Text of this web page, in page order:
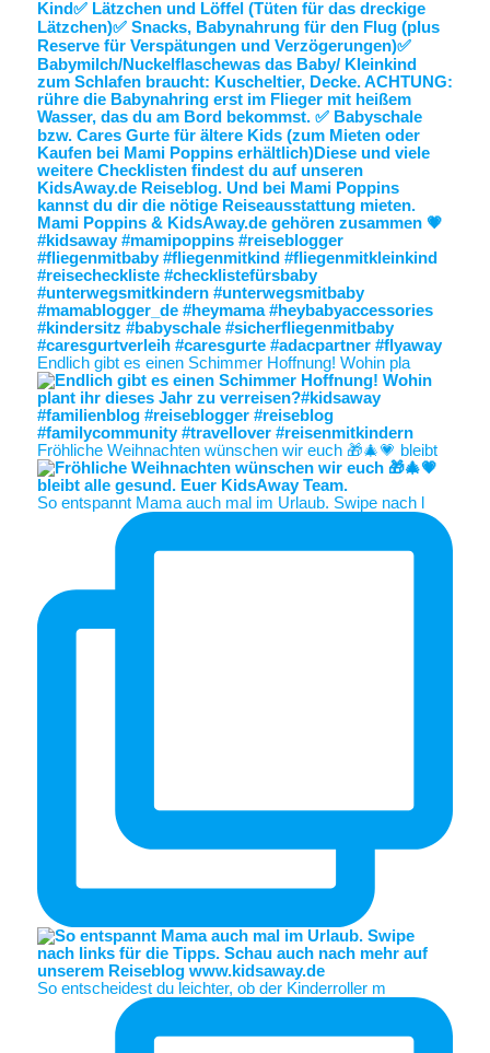
Endlich gibt es einen Schimmer Hoffnung! Wohin pla
Fröhliche Weihnachten wünschen wir euch 🎁🎄💗 bleibt
So entspannt Mama auch mal im Urlaub. Swipe nach l
So entscheidest du leichter, ob der Kinderroller m